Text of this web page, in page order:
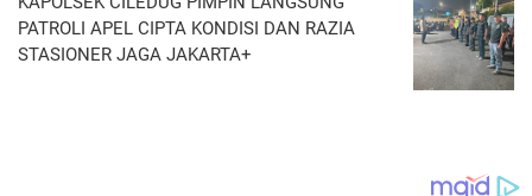
PATROLI APEL CIPTA KONDISI DAN RAZIA
STASIONER JAGA JAKARTA+